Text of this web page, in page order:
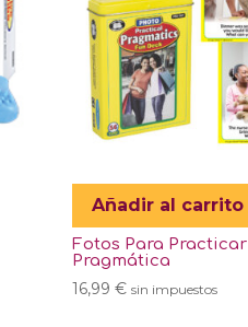
Añadir al carrito
Fotos Para Practicar
Pragmática
16,99€ sin impuestos